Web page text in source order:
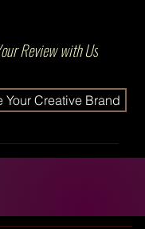
Review with Us
Your Creative Brand